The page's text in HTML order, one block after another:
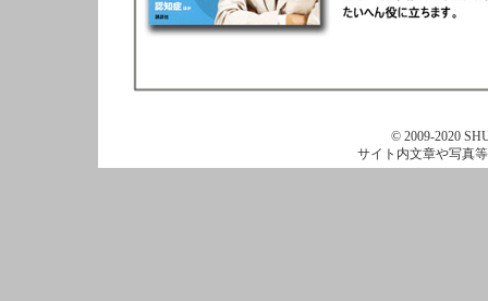
© 2009-2020
サイト内文章や写真